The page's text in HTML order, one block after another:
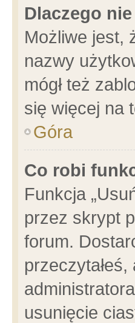
Dlaczego
Możliwe jest,
nazwy
mógł też
się więcej na
Góra
Co robi
Funkcja
przez skrypt
forum.
usunięcie